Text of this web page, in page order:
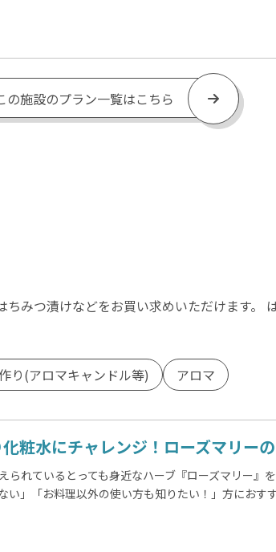
の施設のプラン一覧はこちら
みつ漬けなどをお買い求めいただけます。
り(アロマキャンドル等) アロマ
化粧水にチャレンジ！ローズマリ
られているとっても身近なハーブ『ローズマリー』
い」「お料理以外の使い方も知りたい！」方におす